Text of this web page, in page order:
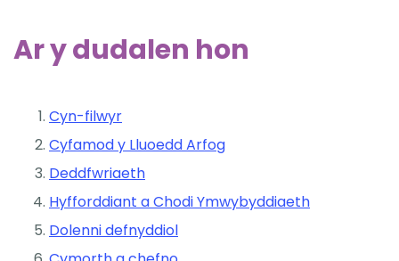
Ar y dudalen hon
Cyn-filwyr
Cyfamod y Lluoedd Arfog
Deddfwriaeth
Hyfforddiant a Chodi Ymwybyddiaeth
Dolenni defnyddiol